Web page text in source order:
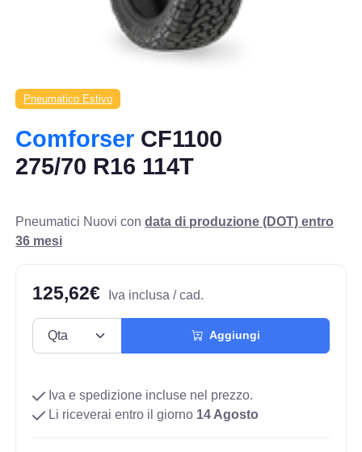
Pneumatico Estivo
Comforser CF1100
275/70 R16 114T
Pneumatici Nuovi condata di produzione (DOT) entro
36 mesi
125,62€ Iva inclusa / cad.
Aggiungi
Iva e spedizione incluse nel prezzo.
Li riceverai entro il giorno 14 Agosto